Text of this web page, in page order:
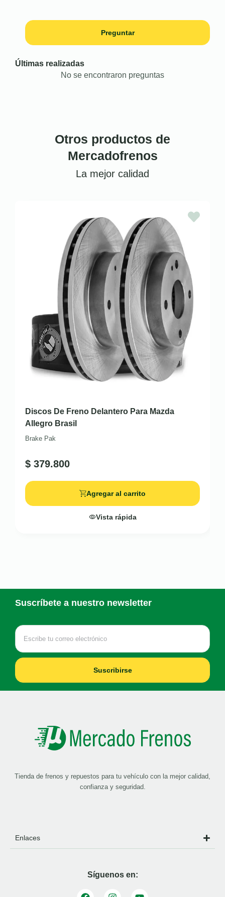
Preguntar
Últimas realizadas
No se encontraron preguntas
Otros productos de
Mercadofrenos
La mejor calidad
Discos De Freno Delantero Para Mazda
Allegro Brasil
Brake Pak
$ 379.800
Agregar al carrito
Vista rápida
Suscríbete a nuestro newsletter
Suscribirse
Tienda de frenos y repuestos para tu vehículo con la mejor calidad,
confianza y seguridad.
Enlaces
Síguenos en: